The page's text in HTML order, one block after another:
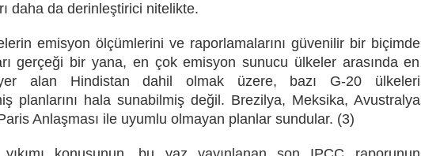
daha da derinleştirici nitelikte.
emisyon ölçümlerini ve raporlamalarını güvenilir bir biçimde
gerçeği bir yana, en çok emisyon sunucu ülkeler arasında en
alan Hindistan dahil olmak üzere, bazı G-20 ülkeleri
planlarını hala sunabilmiş değil. Brezilya, Meksika, Avustralya
Anlaşması ile uyumlu olmayan planlar sundular. (3)